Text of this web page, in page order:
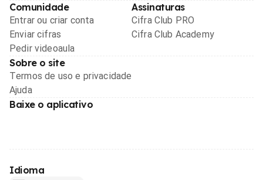
Comunidade
Entrar ou criar conta
Enviar cifras
Pedir videoaula
Assinaturas
Cifra Club PRO
Cifra Club Academy
Sobre o site
Termos de uso e privacidade
Ajuda
Baixe o aplicativo
Idioma